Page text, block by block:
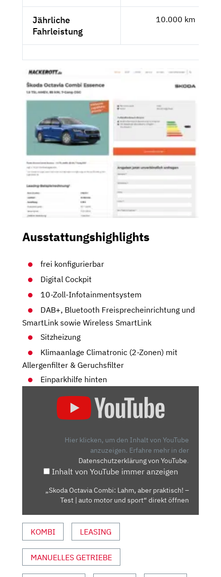
Jährliche
Fahrleistung
10.000 km
Ausstattungshighlights
frei konfigurierbar
Digital Cockpit
10-Zoll-Infotainmentsystem
DAB+, Bluetooth Freisprecheinrichtung und
SmartLink sowie Wireless SmartLink
Sitzheizung
Klimaanlage Climatronic (2-Zonen) mit
Allergenfilter & Geruchsfilter
Einparkhilfe hinten
UND
SPORT“
YOUTUBE
ANZEIGEN
Hier klicken, um den Inhalt von YouTube
anzuzeigen. Erfahre mehr in der
Datenschutzerklärung von YouTube.
Inhalt von YouTube immer anzeigen
„Skoda Octavia Combi: Lahm, aber praktisch! –
Test | auto motor und sport“ direkt öffnen
KOMBI LEASING
MANUELLES GETRIEBE